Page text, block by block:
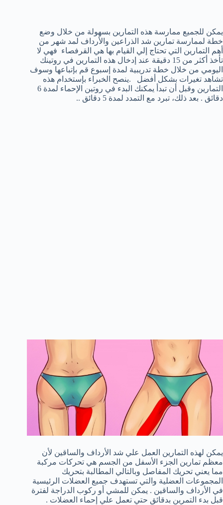
يمكن للجميع ممارسة هذه التمارين بسهولة من خلال وضع
خطة لممارسة تمارين شد الذراعين والأرداف لمد شهر من
أهم التمارين التي تحتاج إلي القيام بها هي القرفصاء فهي لا
تأخذ أكثر من 15 دقيقة عند إدخال هذه التمارين في روتينك
اليومي من خلال خطة تدريبية لمدة إسبوع قم بإتباعها وسوف
تشاهد تغيرات بشكل أفضل .ينصح الخبراء بإستخدام هذه
التمارين وقبل أن تبدأ يمكنك البدء في روتين الإحماء لمدة 6
دقائق . بعد ذلك، تبرد مع التمدد لمدة 5 دقائق ..
يمكن لهذه التمارين العمل علي شد الأرداف والساقين لأن
معظم تمارين الجزء الأسفل من الجسم هي تحركات مركبة
مما يعني تحريك المفاصل وبالتالي المطالبة بتحريك
المجموعات العضلية والتي تستهدف جميع العضلات الرئيسية
في الأرداف والساقين . يمكن للمشي أو ركوب الدراجة لفترة
قبل بدء التمرين بدقائق حتي تعمل علي إحماء العضلات .